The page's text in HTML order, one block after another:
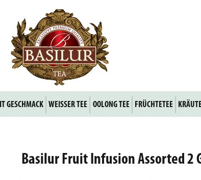
GESCHMACK WEISSER TEE OOLONG TEE FRÜCHTETEE
Basilur Fruit Infusion Assorted 2